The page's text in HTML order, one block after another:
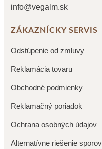
info@vegalm.sk
ZÁKAZNÍCKY SERVIS
Odstúpenie od zmluvy
Reklamácia tovaru
Obchodné podmienky
Reklamačný poriadok
Ochrana osobných údajov
Alternatívne riešenie sporov